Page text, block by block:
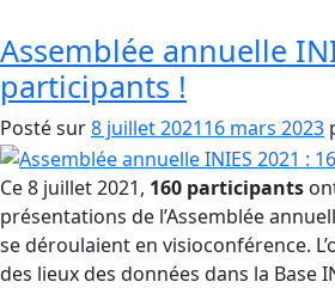
Assemblée annuelle
participants !
Posté sur8 juillet 202116 mars 2023
Ce 8 juillet 2021, 160 participants
présentations de l’Assemblée
se déroulaient en visioconférence.
des lieux des données dans la Base